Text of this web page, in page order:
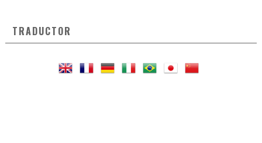
TRADUCTOR